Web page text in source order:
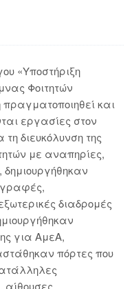
«Υποστήριξη
Φοιτητών
πραγματοποιηθεί και
εργασίες στον
διευκόλυνση της
με αναπηρίες,
δημιουργήθηκαν
διαδρομές
για ΑμεΑ,
πόρτες που